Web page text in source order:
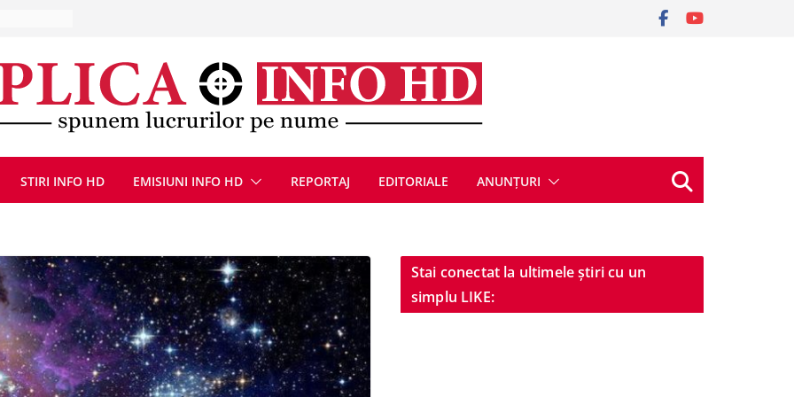
după
se
8 august
STIRI INFO HD EMISIUNI INFO HD REPORTAJ EDITORIALE ANUNȚURI
Stai conectat la ultimele știri cu un
simplu LIKE: